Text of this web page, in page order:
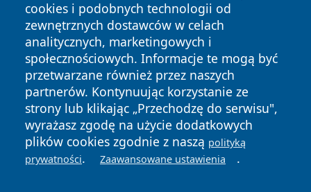
cookies i podobnych technologii od
zewnętrznych dostawców w celach
analitycznych, marketingowych i
społecznościowych. Informacje te mogą być
przetwarzane również przez naszych
partnerów. Kontynuując korzystanie ze
strony lub klikając „Przechodzę do serwisu",
wyrażasz zgodę na użycie dodatkowych
plików cookies zgodnie z naszą polityką
prywatności. Zaawansowane ustawienia .
Copyright © 2026 wiadomosciplock.pl Wszystkie prawa
zastrzeżone.
News Autorzy
Polityka
Prywatności
Polityka
Cookies